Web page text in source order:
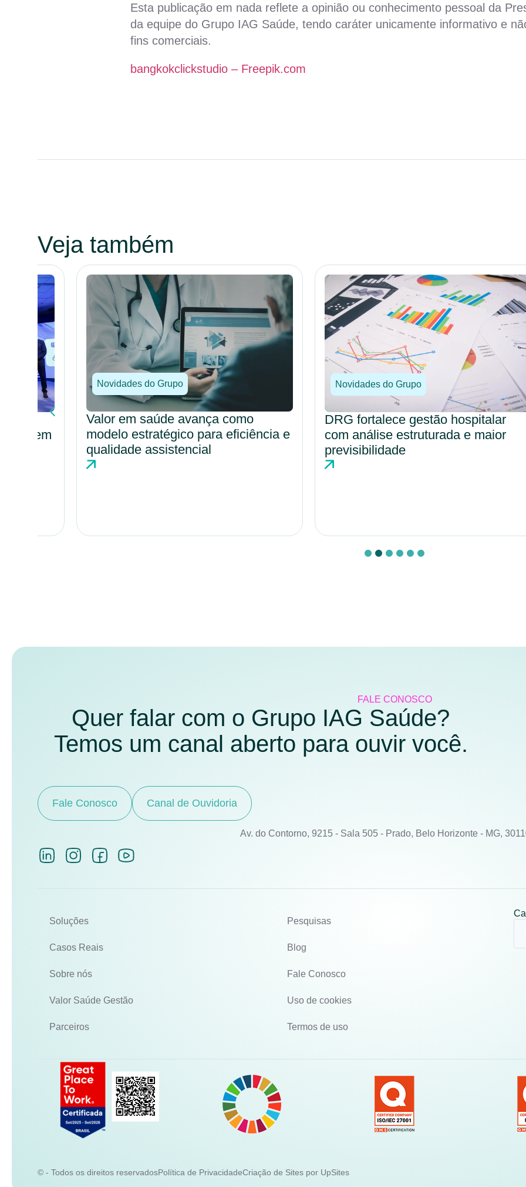
Esta publicação em nada reflete a opinião ou conhecimento pessoal da
da equipe do Grupo IAG Saúde, tendo caráter unicamente informativo e
fins comerciais.
bangkokclickstudio – Freepik.com
Veja também
Novidades do Grupo
Valor em saúde avança como
modelo estratégico para eficiência e
qualidade assistencial
Novidades do Grupo
DRG fortalece gestão hospitalar
com análise estruturada e maior
previsibilidade
FALE CONOSCO
Quer falar com o Grupo IAG Saúde?
Temos um canal aberto para ouvir você.
Fale Conosco Canal de Ouvidoria
Av. do Contorno, 9215 - Sala 505 - Prado, Belo Horizonte - MG,
Soluções
Casos Reais
Sobre nós
Valor Saúde Gestão
Parceiros
Pesquisas
Blog
Fale Conosco
Uso de cookies
Termos de uso
© - Todos os direitos reservadosPolítica de PrivacidadeCriação de Sites por UpSites